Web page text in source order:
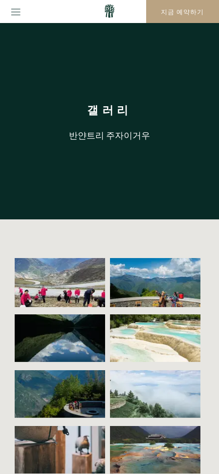
지금 예약하기
갤러리
반얀트리 주자이거우
주자이거우 페어리 풀
야외
구름에 싸인 호
텔